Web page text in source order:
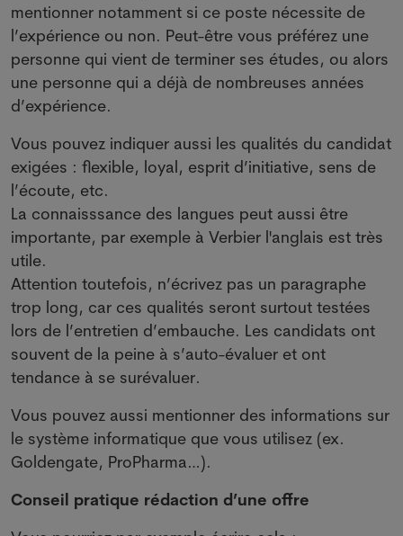
mentionner notamment si ce poste nécessite de
l’expérience ou non. Peut-être vous préférez une
personne qui vient de terminer ses études, ou alors
une personne qui a déjà de nombreuses années
d’expérience.
Vous pouvez indiquer aussi les qualités du candidat
exigées : flexible, loyal, esprit d’initiative, sens de
l’écoute, etc.
La connaisssance des langues peut aussi être
importante, par exemple à Verbier l'anglais est très
utile.
Attention toutefois, n’écrivez pas un paragraphe
trop long, car ces qualités seront surtout testées
lors de l’entretien d’embauche. Les candidats ont
souvent de la peine à s’auto-évaluer et ont
tendance à se surévaluer.
Vous pouvez aussi mentionner des informations sur
le système informatique que vous utilisez (ex.
Goldengate, ProPharma…).
Conseil pratique rédaction d’une offre